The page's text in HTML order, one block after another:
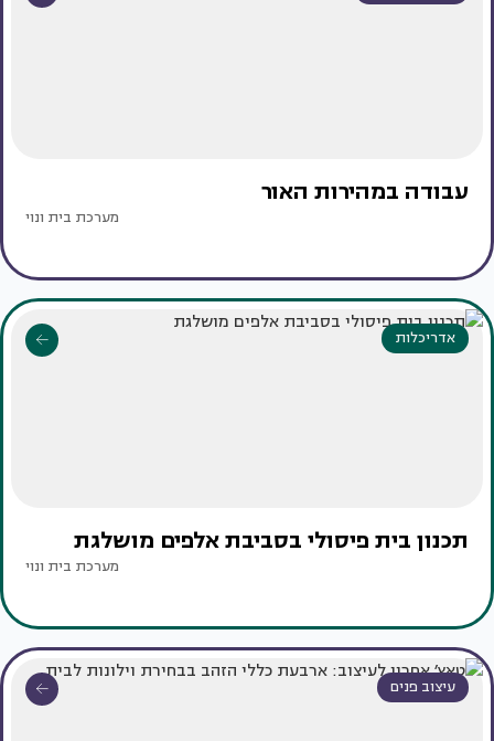
עבודה במהירות האור
מערכת בית ונוי
אדריכלות
תכנון בית פיסולי בסביבת אלפים מושלגת
מערכת בית ונוי
עיצוב פנים